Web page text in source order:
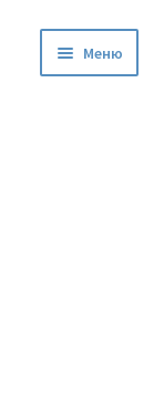
Меню